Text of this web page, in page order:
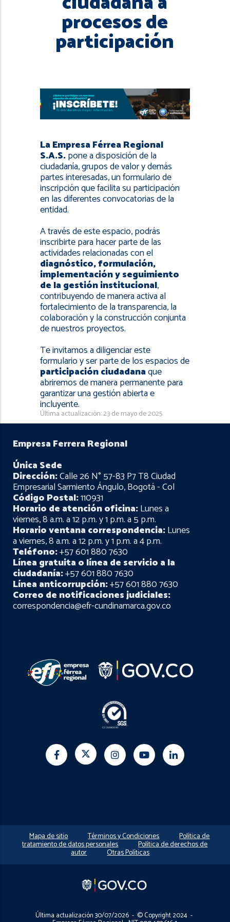
procesos de
participación
La Empresa Férrea Regional
S.A.S.pone a disposición de la
ciudadanía, grupos de valor y demás
partes interesadas, un formulario de
inscripción que facilita su participación
en las diferentes convocatorias de la
entidad.
A través de este espacio, podrás
inscribirte para hacer parte de las
actividades relacionadas con el
diagnóstico, formulación,
implementación y seguimiento
de la gestión institucional,
contribuyendo de manera activa al
fortalecimiento de la transparencia, la
colaboración y la construcción conjunta
de nuestros proyectos.
Te invitamos a diligenciar este
formulario y ser parte de los espacios de
participación ciudadanaque
abriremos de manera permanente para
garantizar una gestión abierta e
incluyente.
Última actualización: 23 de mayo de 2025
Empresa Ferrera Regional
Única Sede
Dirección:Calle 26 N° 57-83 P7 T8 Ciudad
Empresarial Sarmiento Ángulo, Bogotá - Col
Código Postal:110931
Horario de atención oficina:Lunes a
viernes, 8 a.m. a 12 p.m. y 1 p.m. a 5 p.m.
Horario ventana correspondencia:Lunes
a viernes, 8 a.m. a 12 p.m. y 1 p.m. a 4 p.m.
Teléfono:+57 601 880 7630
Línea gratuita o línea de servicio a la
ciudadanía:+57 601 880 7630
Línea anticorrupción:+57 601 880 7630
Correo de notificaciones judiciales:
correspondencia@efr-cundinamarca.gov.co
Mapa de sitio Términos y Condiciones Política de
tratamiento de datos personales Política de derechos de
autor Otras Políticas
Última actualización 30/07/2026 - © Copyright 2024 -